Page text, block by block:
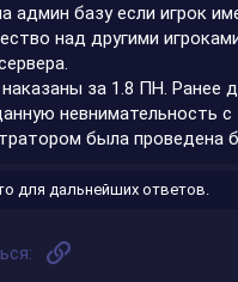
админ базу если игрок
над другими
за 1.8 ПН. Ранее
невнимательность с
была проведена
для дальнейших ответов.